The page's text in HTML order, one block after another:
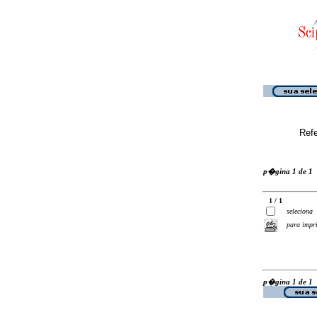
p�gina 1 de 1
1 / 1
seleciona
para
p�gina 1 de 1